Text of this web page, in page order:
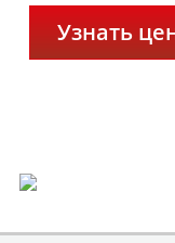
Узнать